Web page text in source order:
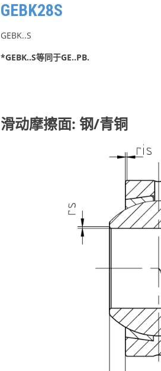
GEBK28S
GEBK..S
*GEBK..S等同于GE..PB.
滑动摩擦面: 钢/青铜